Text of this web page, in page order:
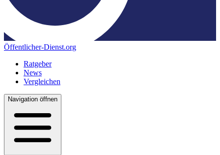
Öffentlicher-Dienst.org
Ratgeber
News
Vergleichen
Navigation öffnen